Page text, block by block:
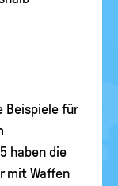
Beispiele für
haben die
mit Waffen